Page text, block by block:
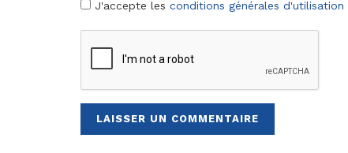
J'accepte les conditions générales d'utilisation